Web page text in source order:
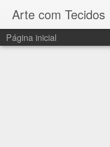
Arte com Tecidos
Página inicial